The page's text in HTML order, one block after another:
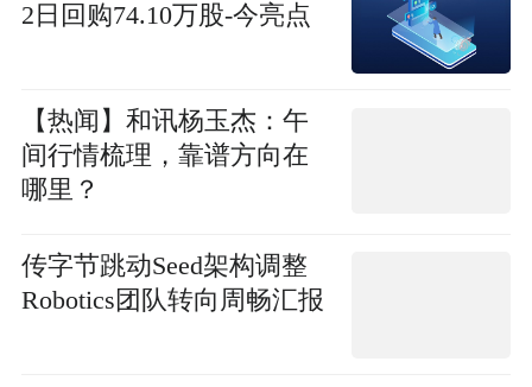
2日回购74.10万股-今亮点
【热闻】和讯杨玉杰：午
间行情梳理，靠谱方向在
哪里？
传字节跳动Seed架构调整
Robotics团队转向周畅汇报